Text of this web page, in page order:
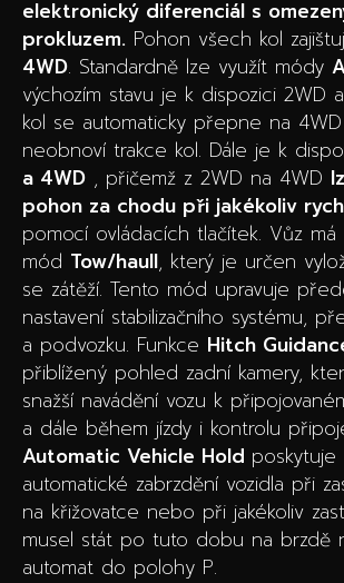
elektronický diferenciál s
prokluzem. Pohon všech kol
4WD. Standardně lze využít módy
výchozím stavu je k dispozici 2WD
kol se automaticky přepne na
neobnoví trakce kol. Dále je k
a 4WD , přičemž z 2WD na 4WD
pohon za chodu při jakékoliv
pomocí ovládacích tlačítek. Vůz má
mód Tow/haull, který je určen
se zátěží. Tento mód upravuje
nastavení stabilizačního systému,
a podvozku. Funkce Hitch
přiblížený pohled zadní kamery,
snažší navádění vozu k
a dále během jízdy i kontrolu
Automatic Vehicle Hold poskytuje
automatické zabrzdění vozidla při
na křižovatce nebo při jakékoliv
musel stát po tuto dobu na brzdě
automat do polohy P.